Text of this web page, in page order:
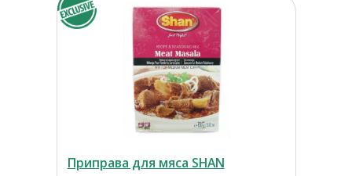
Приправа для мяса SHAN